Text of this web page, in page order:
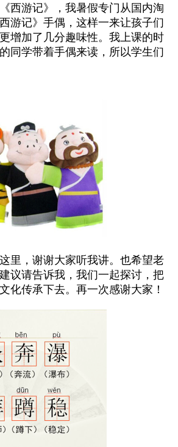
西游记》，我暑假专门从国内淘
游记》手偶，这样一来让孩子们
增加了几分趣味性。我上课的时
同学带着手偶来读，所以学生们
里，谢谢大家听我讲。也希望老
议请告诉我，我们一起探讨，把
化传承下去。再一次感谢大家！